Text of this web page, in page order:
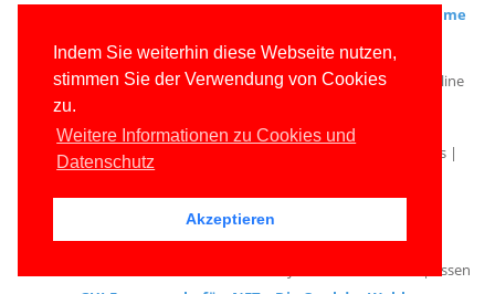
Indem Sie weiterhin diese Webseite nutzen,
stimmen Sie der Verwendung von Cookies
zu.
Weitere Informationen zu Cookies und
Datenschutz
Akzeptieren
Was kommt mit .NET 10.0?
Dr. Holger Schwichtenberg(MVP)
Online
2025
27.09.2025 16:20 bis 17:20| iterate=>RUHR
2025: Die Community-Konferenz im Pott | Essen
Dr. Holger Schwichtenberg(MVP)